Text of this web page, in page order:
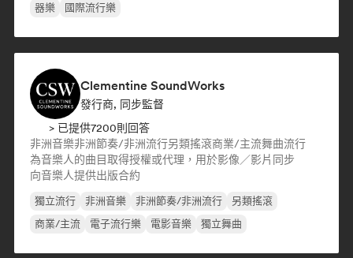
器樂
國際流行樂
Clementine SoundWorks
發行商, 同步監督
> 已提供7200則回答
非洲音樂非洲節奏/非洲流行另類搖滾商業/主流舞曲流行
為音樂人的曲目取得授權或代理，用於影像／影片同步
向音樂人提供出版合約
獨立流行 非洲音樂 非洲節奏/非洲流行
另類搖滾
商業/主流
電子流行樂 電影音樂 獨立舞曲